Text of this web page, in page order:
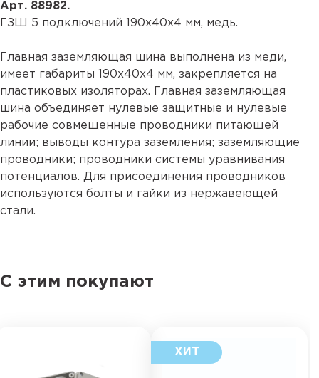
Арт. 88982.
ГЗШ 5 подключений 190х40х4 мм, медь.
Главная заземляющая шина выполнена из меди,
имеет габариты 190х40х4 мм, закрепляется на
пластиковых изоляторах. Главная заземляющая
шина объединяет нулевые защитные и нулевые
рабочие совмещенные проводники питающей
линии; выводы контура заземления; заземляющие
проводники; проводники системы уравнивания
потенциалов. Для присоединения проводников
используются болты и гайки из нержавеющей
стали.
С этим покупают